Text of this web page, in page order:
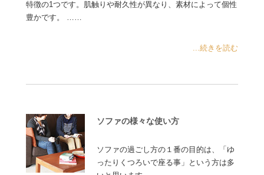
特徴の1つです。肌触りや耐久性が異なり、素材によって個性
豊かです。 ……
...続きを読む
ソファの様々な使い方
ソファの過ごし方の１番の目的は、「ゆ
ったりくつろいで座る事」という方は多